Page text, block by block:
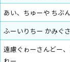
あい、ちゅーや ちぶ
ふーいりちー かみぐ
遠慮ぐゎーさんどー